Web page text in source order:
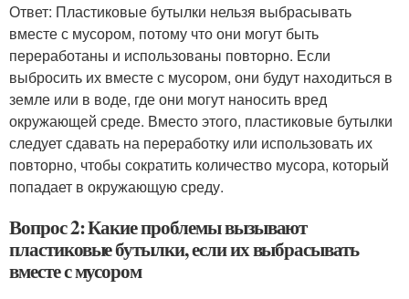
Ответ: Пластиковые бутылки нельзя выбрасывать
вместе с мусором, потому что они могут быть
переработаны и использованы повторно. Если
выбросить их вместе с мусором, они будут находиться в
земле или в воде, где они могут наносить вред
окружающей среде. Вместо этого, пластиковые бутылки
следует сдавать на переработку или использовать их
повторно, чтобы сократить количество мусора, который
попадает в окружающую среду.
Вопрос 2: Какие проблемы вызывают
пластиковые бутылки, если их выбрасывать
вместе с мусором